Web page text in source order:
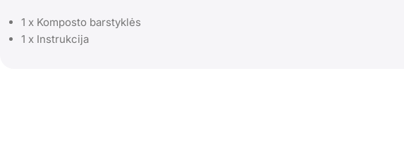
1 x Komposto barstyklės
1 x Instrukcija